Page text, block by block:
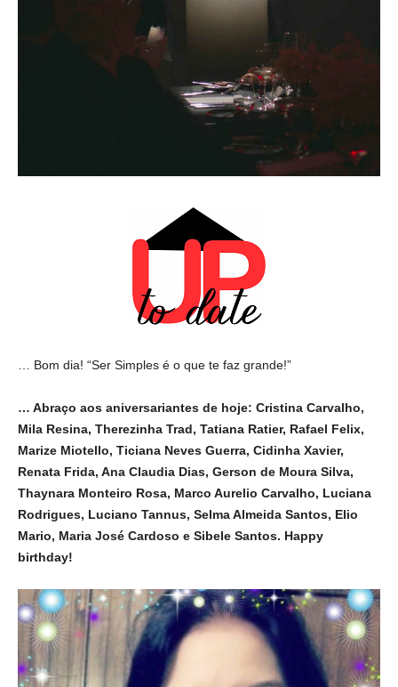
… Bom dia! “Ser Simples é o que te faz grande!”
… Abraço aos aniversariantes de hoje: Cristina Carvalho,
Mila Resina, Therezinha Trad, Tatiana Ratier, Rafael Felix,
Marize Miotello, Ticiana Neves Guerra, Cidinha Xavier,
Renata Frida, Ana Claudia Dias, Gerson de Moura Silva,
Thaynara Monteiro Rosa, Marco Aurelio Carvalho, Luciana
Rodrigues, Luciano Tannus, Selma Almeida Santos, Elio
Mario, Maria José Cardoso e Sibele Santos. Happy
birthday!